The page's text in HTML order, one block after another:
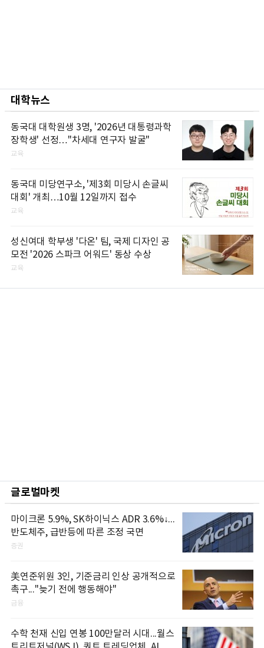
대학뉴스
동국대 대학원생 3명, '2026년 대통령과학
장학생' 선정…"차세대 연구자 발굴"
교육
동국대 미당연구소, '제3회 미당시 손글씨
대회' 개최…10월 12일까지 접수
교육
성신여대 학부생 '다온' 팀, 국제 디자인 공
모전 '2026 스파크 어워드' 동상 수상
교육
글로벌마켓
마이크론 5.9%, SK하이닉스 ADR 3.6%↓...
반도체주, 급반등에 따른 조정 국면
증권
美연준위원 3인, 기준금리 인상 공개적으로
촉구..."늦기 전에 행동해야"
금융
수학 천재 신입 연봉 100만달러 시대...월스